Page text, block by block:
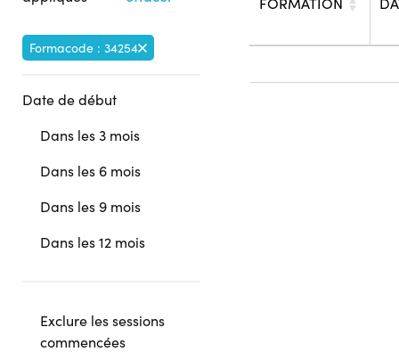
Formacode : 34254
Date de début
Dans les 3 mois
Dans les 6 mois
Dans les 9 mois
Dans les 12 mois
Exclure les sessions
commencées